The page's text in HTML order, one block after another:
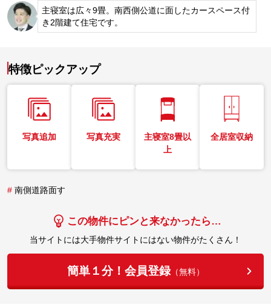
主寝室は広々9畳。南西側公道に面したカースペース付
き2階建て住宅です。
特徴ピックアップ
写真追加 写真充実
主寝室8畳以
上
全居室収納
# 南側道路面す
この物件にピンと来なかったら…
当サイトには大手物件サイトにはない物件がたくさん！
簡単１分！会員登録（無料）